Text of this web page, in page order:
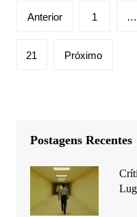
Paginação
posts
Anterior 1 …
21 Próximo
Postagens Recentes